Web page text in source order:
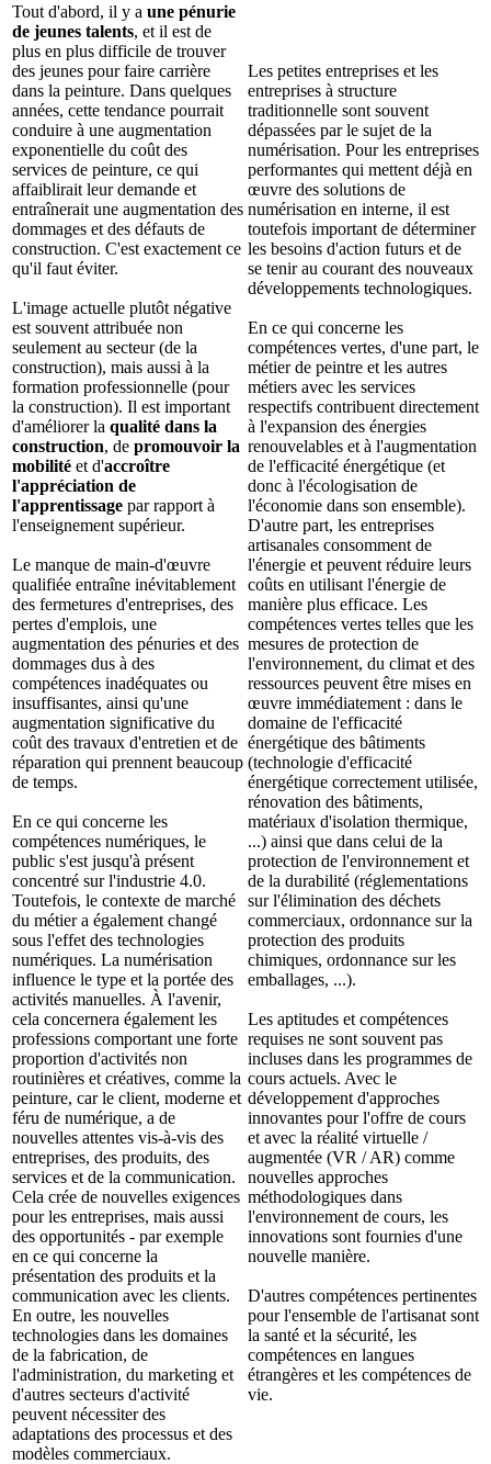
Tout d'abord, il y a une pénurie
de jeunes talents, et il est de
plus en plus difficile de trouver
des jeunes pour faire carrière
dans la peinture. Dans quelques
années, cette tendance pourrait
conduire à une augmentation
exponentielle du coût des
services de peinture, ce qui
affaiblirait leur demande et
entraînerait une augmentation des
dommages et des défauts de
construction. C'est exactement ce
qu'il faut éviter.
L'image actuelle plutôt négative
est souvent attribuée non
seulement au secteur (de la
construction), mais aussi à la
formation professionnelle (pour
la construction). Il est important
d'améliorer la qualité dans la
construction, de promouvoir la
mobilité et d'accroître
l'appréciation de
l'apprentissage par rapport à
l'enseignement supérieur.
Le manque de main-d'œuvre
qualifiée entraîne inévitablement
des fermetures d'entreprises, des
pertes d'emplois, une
augmentation des pénuries et des
dommages dus à des
compétences inadéquates ou
insuffisantes, ainsi qu'une
augmentation significative du
coût des travaux d'entretien et de
réparation qui prennent beaucoup
de temps.
En ce qui concerne les
compétences numériques, le
public s'est jusqu'à présent
concentré sur l'industrie 4.0.
Toutefois, le contexte de marché
du métier a également changé
sous l'effet des technologies
numériques. La numérisation
influence le type et la portée des
activités manuelles. À l'avenir,
cela concernera également les
professions comportant une forte
proportion d'activités non
routinières et créatives, comme la
peinture, car le client, moderne et
féru de numérique, a de
nouvelles attentes vis-à-vis des
entreprises, des produits, des
services et de la communication.
Cela crée de nouvelles exigences
pour les entreprises, mais aussi
des opportunités - par exemple
en ce qui concerne la
présentation des produits et la
communication avec les clients.
En outre, les nouvelles
technologies dans les domaines
de la fabrication, de
l'administration, du marketing et
d'autres secteurs d'activité
peuvent nécessiter des
adaptations des processus et des
modèles commerciaux.
Les petites entreprises et les
entreprises à structure
traditionnelle sont souvent
dépassées par le sujet de la
numérisation. Pour les entreprises
performantes qui mettent déjà en
œuvre des solutions de
numérisation en interne, il est
toutefois important de déterminer
les besoins d'action futurs et de
se tenir au courant des nouveaux
développements technologiques.
En ce qui concerne les
compétences vertes, d'une part, le
métier de peintre et les autres
métiers avec les services
respectifs contribuent directement
à l'expansion des énergies
renouvelables et à l'augmentation
de l'efficacité énergétique (et
donc à l'écologisation de
l'économie dans son ensemble).
D'autre part, les entreprises
artisanales consomment de
l'énergie et peuvent réduire leurs
coûts en utilisant l'énergie de
manière plus efficace. Les
compétences vertes telles que les
mesures de protection de
l'environnement, du climat et des
ressources peuvent être mises en
œuvre immédiatement : dans le
domaine de l'efficacité
énergétique des bâtiments
(technologie d'efficacité
énergétique correctement utilisée,
rénovation des bâtiments,
matériaux d'isolation thermique,
...) ainsi que dans celui de la
protection de l'environnement et
de la durabilité (réglementations
sur l'élimination des déchets
commerciaux, ordonnance sur la
protection des produits
chimiques, ordonnance sur les
emballages, ...).
Les aptitudes et compétences
requises ne sont souvent pas
incluses dans les programmes de
cours actuels. Avec le
développement d'approches
innovantes pour l'offre de cours
et avec la réalité virtuelle /
augmentée (VR / AR) comme
nouvelles approches
méthodologiques dans
l'environnement de cours, les
innovations sont fournies d'une
nouvelle manière.
D'autres compétences pertinentes
pour l'ensemble de l'artisanat sont
la santé et la sécurité, les
compétences en langues
étrangères et les compétences de
vie.